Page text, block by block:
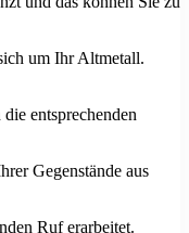
um Ihr Altmetall.
entsprechenden
Gegenstände aus
Ruf erarbeitet.